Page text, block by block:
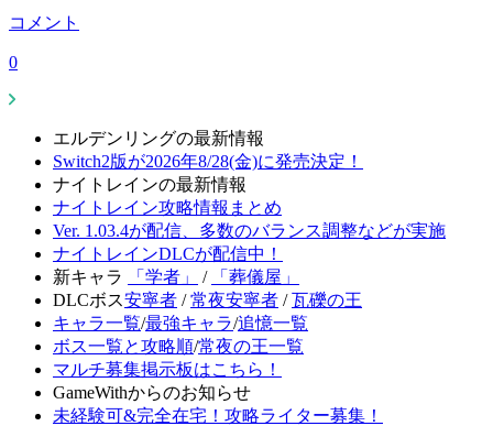
コメント
0
エルデンリングの最新情報
Switch2版が2026年8/28(金)に発売決定！
ナイトレインの最新情報
ナイトレイン攻略情報まとめ
Ver. 1.03.4が配信、多数のバランス調整などが実施
ナイトレインDLCが配信中！
新キャラ
「学者」 /
「葬儀屋」
DLCボス安寧者 /常夜安寧者 /瓦礫の王
キャラ一覧/最強キャラ/追憶一覧
ボス一覧と攻略順/常夜の王一覧
マルチ募集掲示板はこちら！
GameWithからのお知らせ
未経験可&完全在宅！攻略ライター募集！